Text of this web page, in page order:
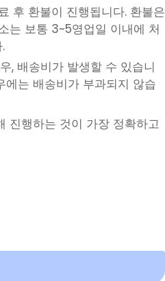
후 환불이 진행됩니다. 환불은
는 보통 3~5영업일 이내에 처
, 배송비가 발생할 수 있습니
는 배송비가 부과되지 않습
진행하는 것이 가장 정확하고